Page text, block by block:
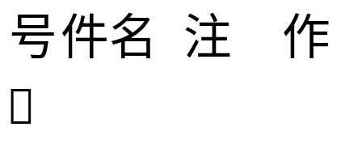
号件名
注
作
